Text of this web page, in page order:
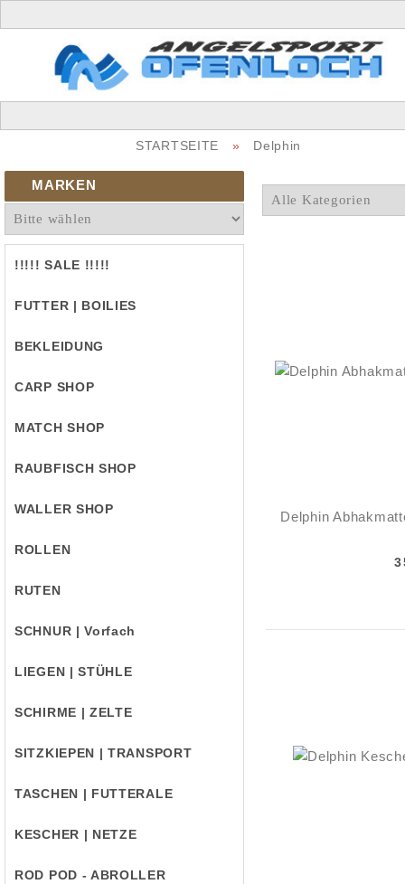
STARTSEITE » Delphin
MARKEN
!!!!! SALE !!!!!
FUTTER | BOILIES
BEKLEIDUNG
CARP SHOP
MATCH SHOP
RAUBFISCH SHOP
WALLER SHOP
ROLLEN
RUTEN
SCHNUR | Vorfach
LIEGEN | STÜHLE
SCHIRME | ZELTE
SITZKIEPEN | TRANSPORT
TASCHEN | FUTTERALE
KESCHER | NETZE
ROD POD - ABROLLER
Delphin